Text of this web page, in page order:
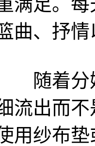
曲、抒
着分娩
流出而
用纱布